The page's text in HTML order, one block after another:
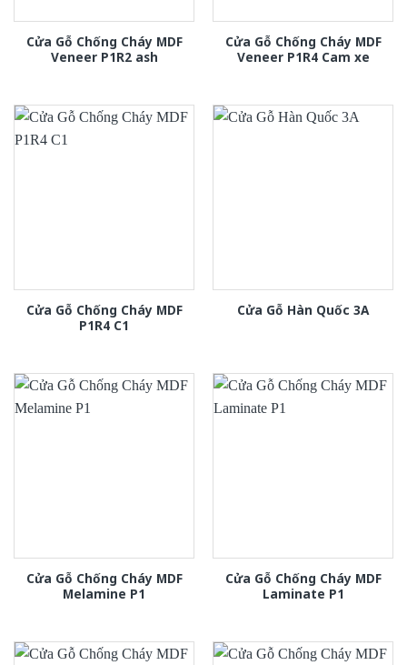
Cửa Gỗ Chống Cháy MDF
Veneer P1R2 ash
Cửa Gỗ Chống Cháy MDF
Veneer P1R4 Cam xe
Cửa Gỗ Chống Cháy MDF
P1R4 C1
Cửa Gỗ Hàn Quốc 3A
Cửa Gỗ Chống Cháy MDF
Melamine P1
Cửa Gỗ Chống Cháy MDF
Laminate P1